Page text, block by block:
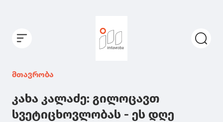
მთავრობა
კახა კალაძე: გილოცავთ
სვეტიცხოვლობას - ეს დღე